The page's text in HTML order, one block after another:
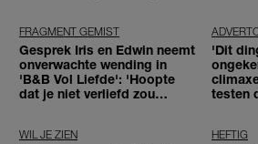
FRAGMENT GEMIST
Gesprek Iris en Edwin neemt
onverwachte wending in
'B&B Vol Liefde': 'Hoopte
dat je niet verliefd zou
'Dit
testen
WIL JE ZIEN HEFTIG